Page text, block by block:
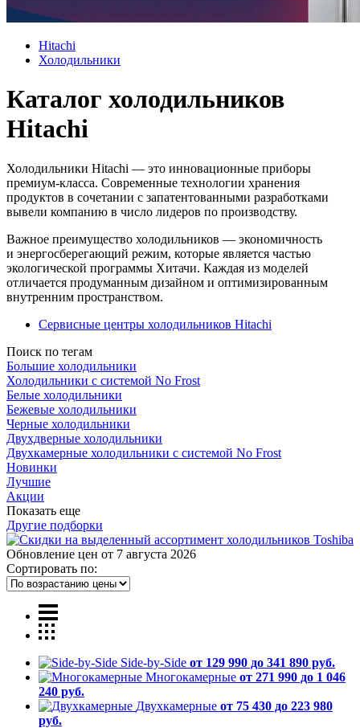
Hitachi
Холодильники
Каталог холодильников
Hitachi
Холодильники Hitachi — это инновационные приборы
премиум-класса. Современные технологии хранения
продуктов в сочетании с запатентованными разработками
вывели компанию в число лидеров по производству.
Важное преимущество холодильников — экономичность
и энергосберегающий режим, которые является частью
экологической программы Хитачи. Каждая из моделей
отличается продуманным дизайном и оптимизированным
внутренним пространством.
Сервисные центры холодильников Hitachi
Поиск по тегам
Большие холодильники
Холодильники с системой No Frost
Белые холодильники
Бежевые холодильники
Черные холодильники
Двухдверные холодильники
Двухкамерные холодильники с системой No Frost
Новинки
Лучшие
Акции
Показать еще
Другие подборки
Обновление цен от 7 августа 2026
Сортировать по:
Side-by-Side от 129 990 до 341 890 руб.
Многокамерные от 271 990 до 1 046
240 руб.
Двухкамерные от 75 430 до 223 980
руб.